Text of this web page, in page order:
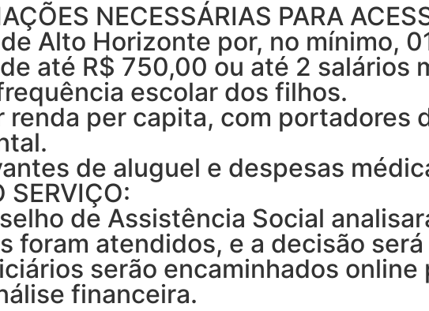
NECESSÁRIAS PARA
Alto Horizonte por, no mínimo,
até R$ 750,00 ou até 2 salários
escolar dos filhos.
renda per capita, com portadores
de aluguel e despesas
SERVIÇO:
de Assistência Social
foram atendidos, e a decisão
serão encaminhados online
financeira.